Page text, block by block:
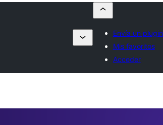
Envía un plugin
Mis favoritos
Acceder